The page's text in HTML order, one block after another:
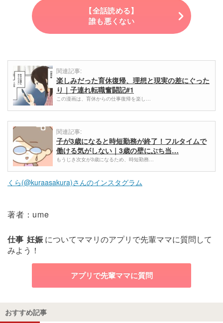
【全話読める】
誰も悪くない
関連記事:
楽しみだった育休復帰、理想と現実の差にぐった
り｜子連れ転職奮闘記#1
この漫画は、育休からの仕事復帰を楽し…
関連記事:
子が3歳になると時短勤務が終了！フルタイムで
働ける気がしない｜3歳の壁にぶち当…
もうじき次女が3歳になるため、時短勤務…
くら(@kuraasakura)さんのインスタグラム
著者：ume
仕事 妊娠 についてママリのアプリで先輩ママに質問して
みよう！
アプリで先輩ママに質問
おすすめ記事